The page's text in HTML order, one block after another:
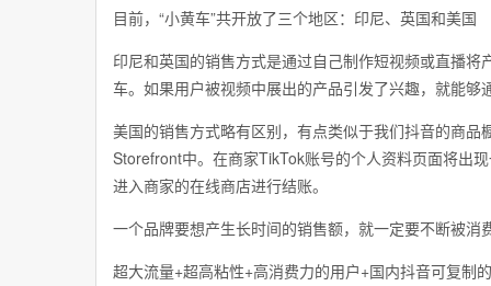
目前，“小黄车”共开放了三个地区：印尼、英国和美国
印尼和英国的销售方式是通过自己制作短视频或直播
车。如果用户被视频中展出的产品引发了兴趣，就能
美国的销售方式略有区别，有点类似于我们抖音的商
Storefront中。在商家TikTok账号的个人资料页面将出
进入商家的在线商店进行结账。
一个品牌要想产生长时间的销售额，就一定要不断被
超大流量+超高粘性+高消费力的用户+国内抖音可复制